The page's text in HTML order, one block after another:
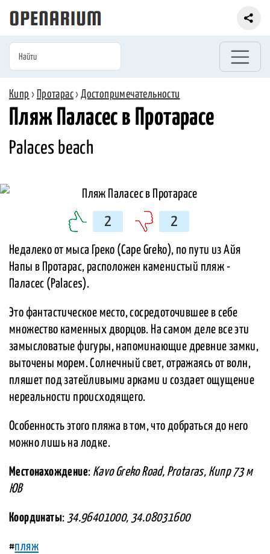
Кипр › Протарас›Достопримечательности
Пляж Паласес в Протарасе
Palaces beach
2 2
Недалеко от мыса Греко (Cape Greko), по пути из Айя
Напы в Протарас, расположен каменистый пляж -
Паласес (Palaces).
Это фантастическое место, сосредоточившее в себе
множество каменных дворцов. На самом деле все эти
замысловатые фигуры, напоминающие древние замки,
выточены морем. Солнечный свет, отражаясь от волн,
пляшет под затейливыми арками и создает ощущение
нереальности происходящего.
Особенность этого пляжа в том, что добраться до него
можно лишь на лодке.
Местонахождение: Kavo Greko Road, Protaras, Кипр 73 м
ЮВ
Координаты: 34.96401000, 34.08031600
#пляж